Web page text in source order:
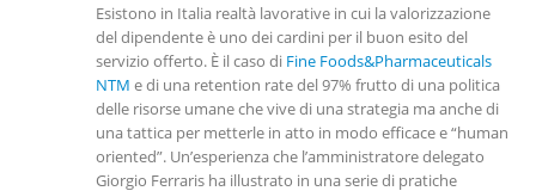
Esistono in Italia realtà lavorative in cui la valorizzazione
del dipendente è uno dei cardini per il buon esito del
servizio offerto. È il caso di Fine Foods&Pharmaceuticals
NTM e di una retention rate del 97% frutto di una politica
delle risorse umane che vive di una strategia ma anche di
una tattica per metterle in atto in modo efficace e “human
oriented”. Un’esperienza che l’amministratore delegato
Giorgio Ferraris ha illustrato in una serie di pratiche